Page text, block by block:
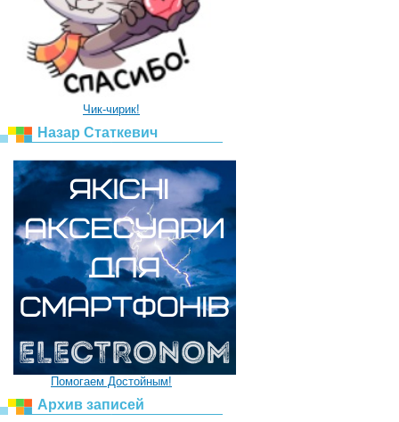
Чик-чирик!
Назар Статкевич
Помогаем Достойным!
Архив записей